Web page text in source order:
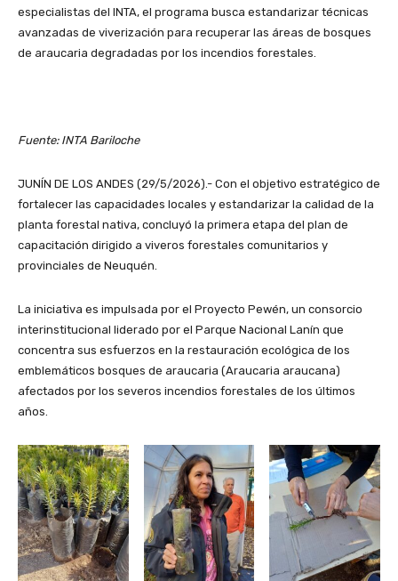
especialistas del INTA, el programa busca estandarizar técnicas
avanzadas de viverización para recuperar las áreas de bosques
de araucaria degradadas por los incendios forestales.
Fuente: INTA Bariloche
JUNÍN DE LOS ANDES (29/5/2026).- Con el objetivo estratégico de
fortalecer las capacidades locales y estandarizar la calidad de la
planta forestal nativa, concluyó la primera etapa del plan de
capacitación dirigido a viveros forestales comunitarios y
provinciales de Neuquén.
La iniciativa es impulsada por el Proyecto Pewén, un consorcio
interinstitucional liderado por el Parque Nacional Lanín que
concentra sus esfuerzos en la restauración ecológica de los
emblemáticos bosques de araucaria (Araucaria araucana)
afectados por los severos incendios forestales de los últimos
años.